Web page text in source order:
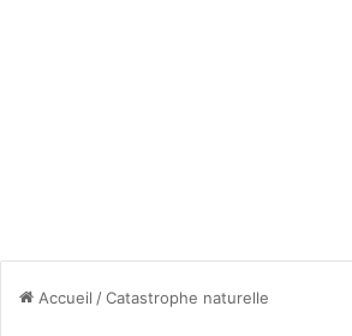
Accueil /Catastrophe naturelle